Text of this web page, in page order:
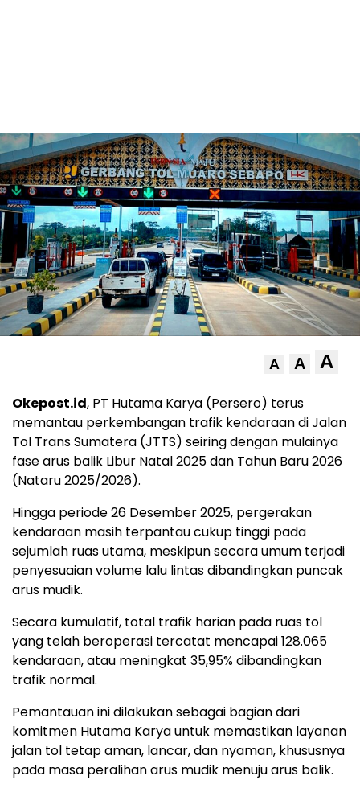
A A A
Okepost.id, PT Hutama Karya (Persero) terus
memantau perkembangan trafik kendaraan di Jalan
Tol Trans Sumatera (JTTS) seiring dengan mulainya
fase arus balik Libur Natal 2025 dan Tahun Baru 2026
(Nataru 2025/2026).
Hingga periode 26 Desember 2025, pergerakan
kendaraan masih terpantau cukup tinggi pada
sejumlah ruas utama, meskipun secara umum terjadi
penyesuaian volume lalu lintas dibandingkan puncak
arus mudik.
Secara kumulatif, total trafik harian pada ruas tol
yang telah beroperasi tercatat mencapai 128.065
kendaraan, atau meningkat 35,95% dibandingkan
trafik normal.
Pemantauan ini dilakukan sebagai bagian dari
komitmen Hutama Karya untuk memastikan layanan
jalan tol tetap aman, lancar, dan nyaman, khususnya
pada masa peralihan arus mudik menuju arus balik.